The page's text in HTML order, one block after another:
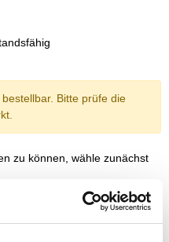
Bitte prüfe die
zu können, wähle zunächst